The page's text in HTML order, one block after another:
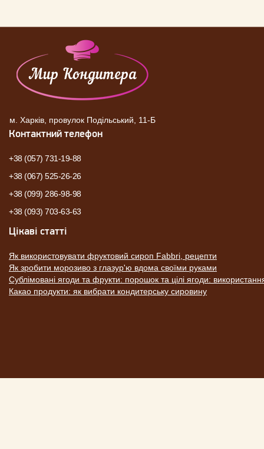
м. Харків, провулок Подільський, 11-Б
Контактний телефон
+38 (057) 731-19-88
+38 (067) 525-26-26
+38 (099) 286-98-98
+38 (093) 703-63-63
Цікаві статті
Як використовувати фруктовий сироп Fabbri, рецепти
Як зробити морозиво з глазур'ю вдома своїми руками
Сублімовані ягоди та фрукти: порошок та цілі ягоди:
Какао продукти: як вибрати кондитерську сировину